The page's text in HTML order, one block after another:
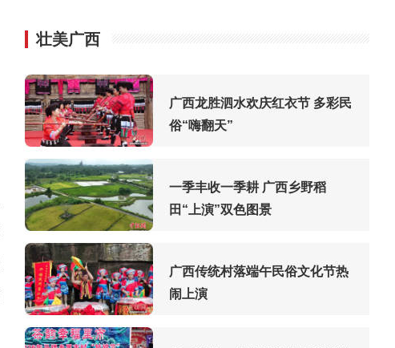
壮美广西
广西龙胜泗水欢庆红衣节 多彩民
俗“嗨翻天”
一季丰收一季耕 广西乡野稻
田“上演”双色图景
广西传统村落端午民俗文化节热
闹上演